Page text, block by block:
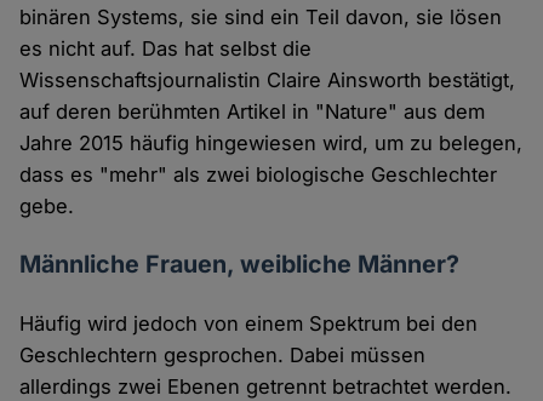
binären Systems, sie sind ein Teil davon, sie lösen
es nicht auf. Das hat selbst die
Wissenschaftsjournalistin Claire Ainsworth bestätigt,
auf deren berühmten Artikel in "Nature" aus dem
Jahre 2015 häufig hingewiesen wird, um zu belegen,
dass es "mehr" als zwei biologische Geschlechter
gebe.
Männliche Frauen, weibliche Männer?
Häufig wird jedoch von einem Spektrum bei den
Geschlechtern gesprochen. Dabei müssen
allerdings zwei Ebenen getrennt betrachtet werden.